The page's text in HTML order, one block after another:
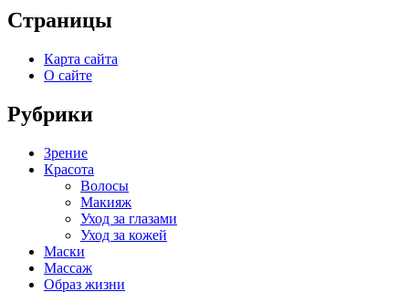
Страницы
Карта сайта
О сайте
Рубрики
Зрение
Красота
Волосы
Макияж
Уход за глазами
Уход за кожей
Маски
Массаж
Образ жизни